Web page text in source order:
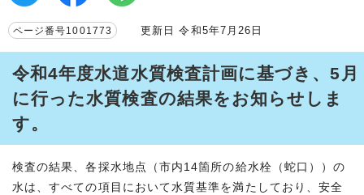
ページ番号1001773 更新日 令和5年7月26日
令和4年度水道水質検査計画に基づき、5月
に行った水質検査の結果をお知らせしま
す。
検査の結果、各採水地点（市内14箇所の給水栓（蛇口））の
水は、すべての項目において水質基準を満たしており、安全